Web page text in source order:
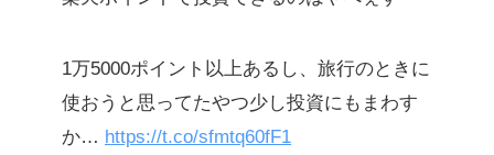
1万5000ポイント以上あるし、旅行のときに
使おうと思ってたやつ少し投資にもまわす
か… https://t.co/sfmtq60fF1